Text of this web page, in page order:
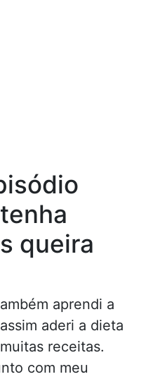
queira
aprendi a
aderi a dieta
receitas.
com meu